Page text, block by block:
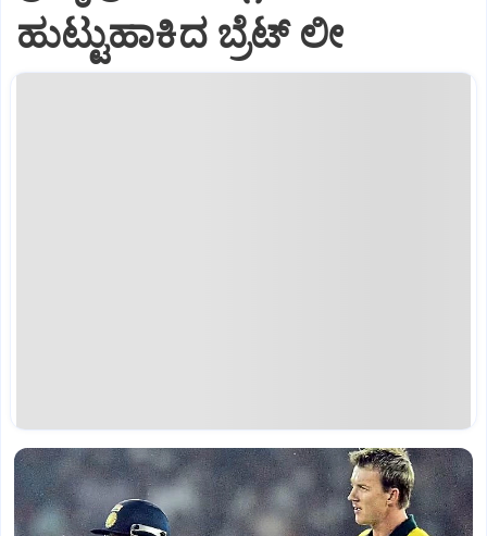
ಹುಟ್ಟುಹಾಕಿದ ಬ್ರೆಟ್‌ ಲೀ